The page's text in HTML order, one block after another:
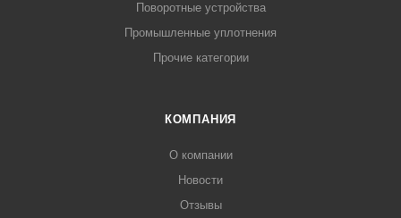
Поворотные устройства
Промышленные уплотнения
Прочие категории
КОМПАНИЯ
О компании
Новости
Отзывы